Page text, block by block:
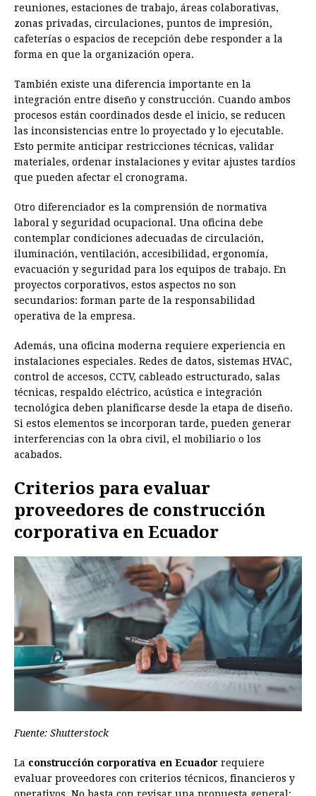
reuniones, estaciones de trabajo, áreas colaborativas,
zonas privadas, circulaciones, puntos de impresión,
cafeterías o espacios de recepción debe responder a la
forma en que la organización opera.
También existe una diferencia importante en la
integración entre diseño y construcción. Cuando ambos
procesos están coordinados desde el inicio, se reducen
las inconsistencias entre lo proyectado y lo ejecutable.
Esto permite anticipar restricciones técnicas, validar
materiales, ordenar instalaciones y evitar ajustes tardíos
que pueden afectar el cronograma.
Otro diferenciador es la comprensión de normativa
laboral y seguridad ocupacional. Una oficina debe
contemplar condiciones adecuadas de circulación,
iluminación, ventilación, accesibilidad, ergonomía,
evacuación y seguridad para los equipos de trabajo. En
proyectos corporativos, estos aspectos no son
secundarios: forman parte de la responsabilidad
operativa de la empresa.
Además, una oficina moderna requiere experiencia en
instalaciones especiales. Redes de datos, sistemas HVAC,
control de accesos, CCTV, cableado estructurado, salas
técnicas, respaldo eléctrico, acústica e integración
tecnológica deben planificarse desde la etapa de diseño.
Si estos elementos se incorporan tarde, pueden generar
interferencias con la obra civil, el mobiliario o los
acabados.
Criterios para evaluar
proveedores de construcción
corporativa en Ecuador
Fuente: Shutterstock
La construcción corporativa en Ecuador requiere
evaluar proveedores con criterios técnicos, financieros y